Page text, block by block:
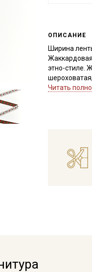
ОПИСАНИЕ
Ширина
этно-стиле.
строчкой).
-
Читать